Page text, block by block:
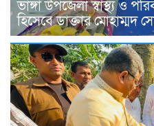
ভাঙ্গা উপজেলা স্বাস্থ্য ও
হিসেবে ডাক্তার মোহাম্মদ